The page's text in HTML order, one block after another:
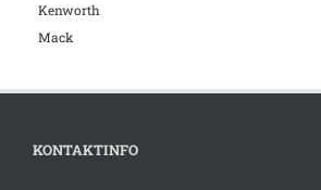
Kenworth
Mack
Mopar
Pontiac
KONTAKTINFO